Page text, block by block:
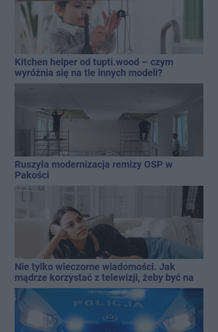
Kitchen helper od tupti.wood – czym
wyróżnia się na tle innych modeli?
Ruszyła modernizacja remizy OSP w
Pakości
Nie tylko wieczorne wiadomości. Jak
mądrze korzystać z telewizji, żeby być na
bieżąco, ale nie żyć w informacyjnym
chaosie?